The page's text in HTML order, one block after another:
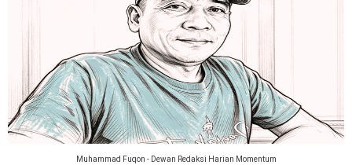
Muhammad Fuqon - Dewan Redaksi Harian Momentum